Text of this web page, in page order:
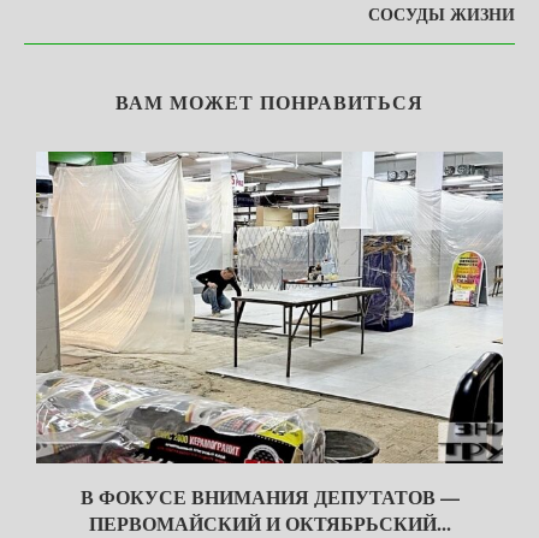
СОСУДЫ ЖИЗНИ
ВАМ МОЖЕТ ПОНРАВИТЬСЯ
В ФОКУСЕ ВНИМАНИЯ ДЕПУТАТОВ —
ПЕРВОМАЙСКИЙ И ОКТЯБРЬСКИЙ...